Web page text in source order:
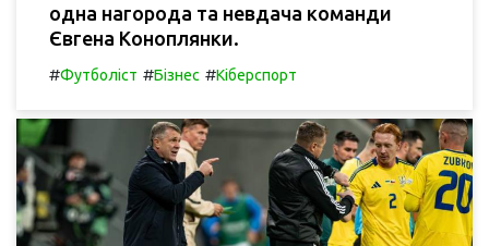
одна нагорода та невдача команди
Євгена Коноплянки.
#Футболіст #Бізнес #Кіберспорт